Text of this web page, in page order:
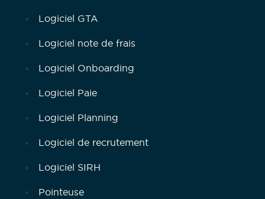
Logiciel GTA
Logiciel note de frais
Logiciel Onboarding
Logiciel Paie
Logiciel Planning
Logiciel de recrutement
Logiciel SIRH
Pointeuse